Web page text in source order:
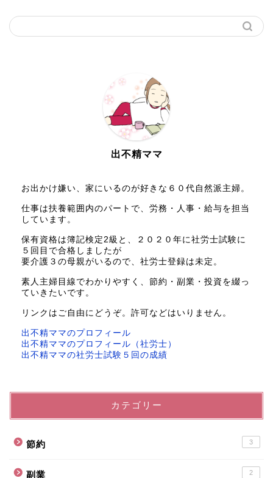
出不精ママ
お出かけ嫌い、家にいるのが好きな６０代自然派主婦。
仕事は扶養範囲内のパートで、労務・人事・給与を担当
しています。
保有資格は簿記検定2級と、２０２０年に社労士試験に
５回目で合格しましたが
要介護３の母親がいるので、社労士登録は未定。
素人主婦目線でわかりやすく、節約・副業・投資を綴っ
ていきたいです。
リンクはご自由にどうぞ。許可などはいりません。
出不精ママのプロフィール
出不精ママのプロフィール（社労士）
出不精ママの社労士試験５回の成績
カテゴリー
節約 3
副業 2